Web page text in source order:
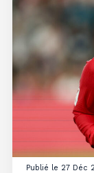
Publié le 27 Déc